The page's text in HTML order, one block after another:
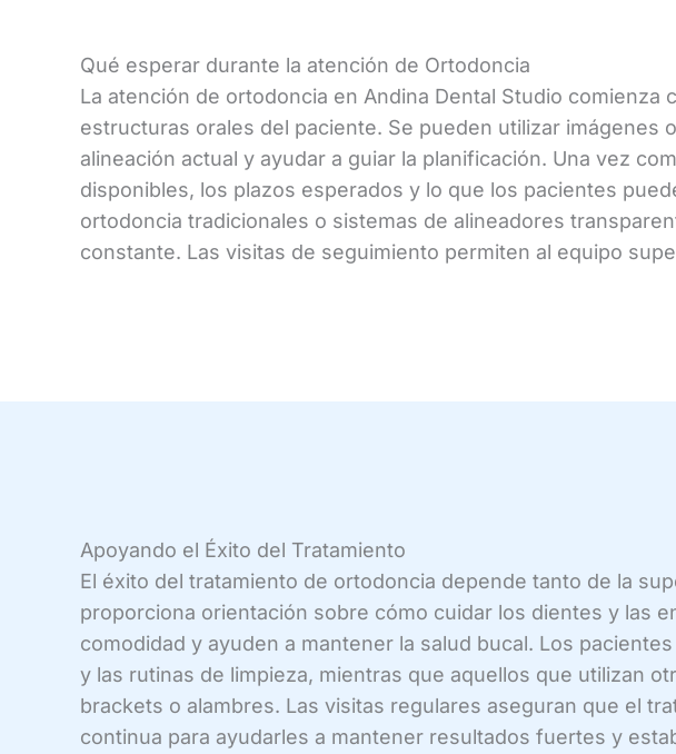
Qué esperar durante la atención de Ortodoncia
La atención de ortodoncia en Andina Dental Studio
estructuras orales del paciente. Se pueden utilizar imágenes
alineación actual y ayudar a guiar la planificación. Una vez
disponibles, los plazos esperados y lo que los pacientes
ortodoncia tradicionales o sistemas de alineadores
constante. Las visitas de seguimiento permiten al equipo
Apoyando el Éxito del Tratamiento
El éxito del tratamiento de ortodoncia depende tanto de la
proporciona orientación sobre cómo cuidar los dientes y las
comodidad y ayuden a mantener la salud bucal. Los
y las rutinas de limpieza, mientras que aquellos que utilizan
brackets o alambres. Las visitas regulares aseguran que el
continua para ayudarles a mantener resultados fuertes y